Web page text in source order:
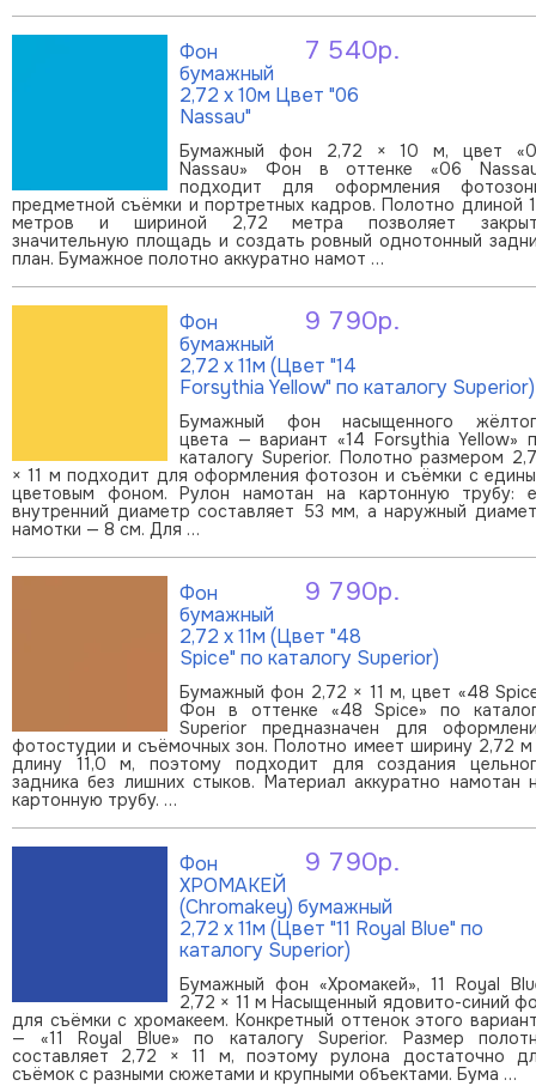
7 540р.
Фон
бумажный
2,72 х 10м Цвет "06
Nassau"
Бумажный фон 2,72 × 10 м, цвет
Nassau» Фон в оттенке «06
подходит для оформления
предметной съёмки и портретных кадров. Полотно длиной
метров и шириной 2,72 метра позволяет
значительную площадь и создать ровный однотонный
план. Бумажное полотно аккуратно намот …
9 790р.
Фон
бумажный
2,72 х 11м (Цвет "14
Forsythia Yellow" по каталогу Superior)
Бумажный фон насыщенного
цвета — вариант «14 Forsythia Yellow»
каталогу Superior. Полотно размером
× 11 м подходит для оформления фотозон и съёмки с
цветовым фоном. Рулон намотан на картонную трубу:
внутренний диаметр составляет 53 мм, а наружный
намотки — 8 см. Для …
9 790р.
Фон
бумажный
2,72 х 11м (Цвет "48
Spice" по каталогу Superior)
Бумажный фон 2,72 × 11 м, цвет «48
Фон в оттенке «48 Spice» по
Superior предназначен для
фотостудии и съёмочных зон. Полотно имеет ширину 2,72 м
длину 11,0 м, поэтому подходит для создания
задника без лишних стыков. Материал аккуратно намотан
картонную трубу. …
9 790р.
Фон
ХРОМАКЕЙ
(Chromakey) бумажный
2,72 х 11м (Цвет "11 Royal Blue" по
каталогу Superior)
Бумажный фон «Хромакей», 11 Royal
2,72 × 11 м Насыщенный ядовито-синий
для съёмки с хромакеем. Конкретный оттенок этого
— «11 Royal Blue» по каталогу Superior. Размер
составляет 2,72 × 11 м, поэтому рулона достаточно
съёмок с разными сюжетами и крупными объектами. Бума …